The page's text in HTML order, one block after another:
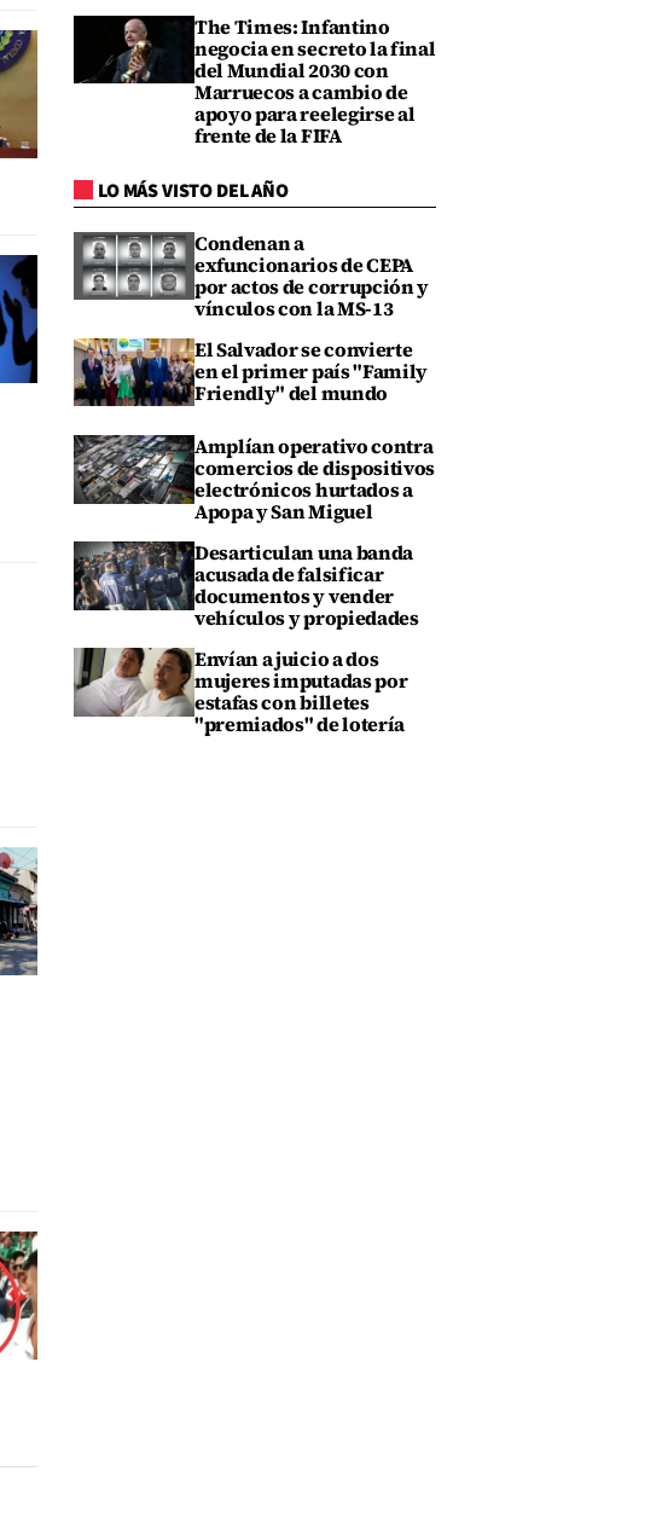
The Times: Infantino
negocia en secreto la final
del Mundial 2030 con
Marruecos a cambio de
apoyo para reelegirse al
frente de la FIFA
LO MÁS VISTO DEL AÑO
Condenan a
exfuncionarios de CEPA
por actos de corrupción y
vínculos con la MS-13
El Salvador se convierte
en el primer país "Family
Friendly" del mundo
Amplían operativo contra
comercios de dispositivos
electrónicos hurtados a
Apopa y San Miguel
Desarticulan una banda
acusada de falsificar
documentos y vender
vehículos y propiedades
Envían a juicio a dos
mujeres imputadas por
estafas con billetes
"premiados" de lotería